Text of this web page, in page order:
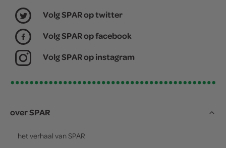
Volg SPAR op twitter
Volg SPAR op facebook
Volg SPAR op instagram
over SPAR
het verhaal van SPAR